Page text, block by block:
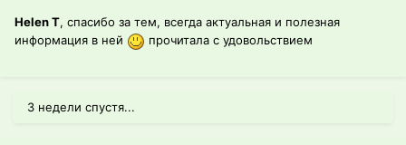
Helen T, спасибо за тем, всегда актуальная и полезная
информация в ней
прочитала с удовольствием
3 недели спустя...